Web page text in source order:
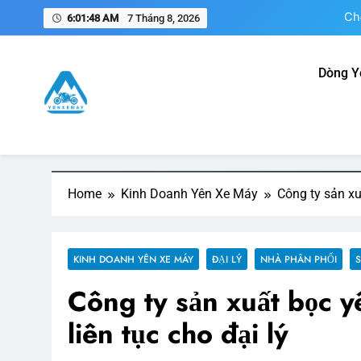
6:01:49 AM 7 Tháng 8, 2026
Nam
Dòng
Home Kinh Doanh Yên Xe Máy Công ty sản
KINH DOANH YÊN XE MÁY ĐẠI LÝ NHÀ PHÂN PHỐI
Công ty sản xuất bọc
liên tục cho đại lý